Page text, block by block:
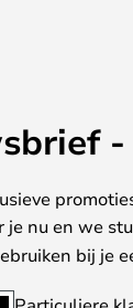
nu en we
bij je